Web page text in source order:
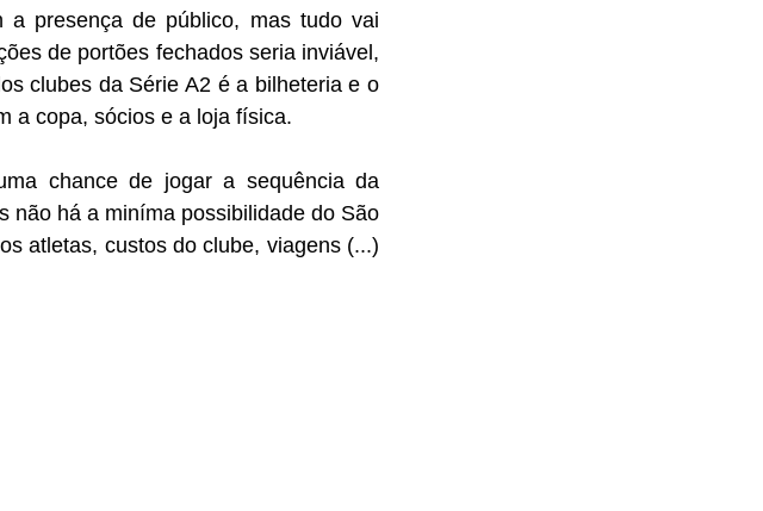
presença de público, mas tudo vai
de portões fechados seria inviável,
clubes da Série A2 é a bilheteria e o
a copa, sócios e a loja física.
chance de jogar a sequência da
não há a miníma possibilidade do São
atletas, custos do clube, viagens (...)